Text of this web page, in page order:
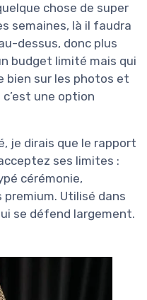
chose de super
semaines, là il faudra
dessus, donc plus
budget limité mais qui
bien sur les photos et
une option
je dirais que le rapport
ses limites :
cérémonie,
Utilisé dans
se défend largement.